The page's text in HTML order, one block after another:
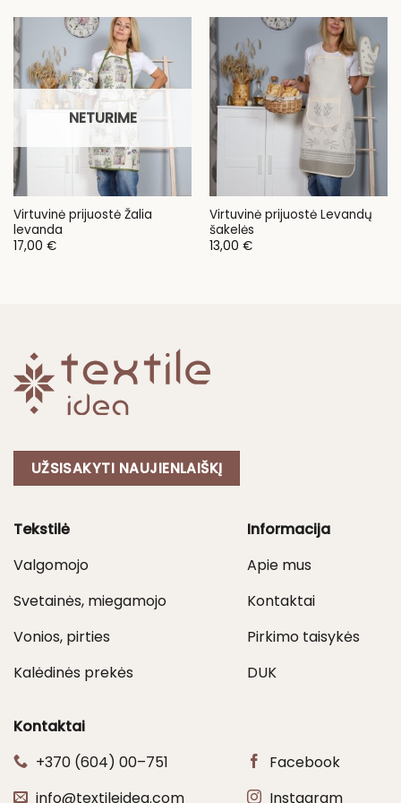
NETURIME
Virtuvinė prijuostė Žalia
levanda
17,00 €
Virtuvinė prijuostė Levandų
šakelės
13,00 €
UŽSISAKYTI NAUJIENLAIŠKĮ
Tekstilė
Valgomojo
Svetainės, miegamojo
Vonios, pirties
Kalėdinės prekės
Informacija
Apie mus
Kontaktai
Pirkimo taisykės
DUK
Kontaktai
+370 (604) 00–751
info@textileidea.com
Facebook
Instagram